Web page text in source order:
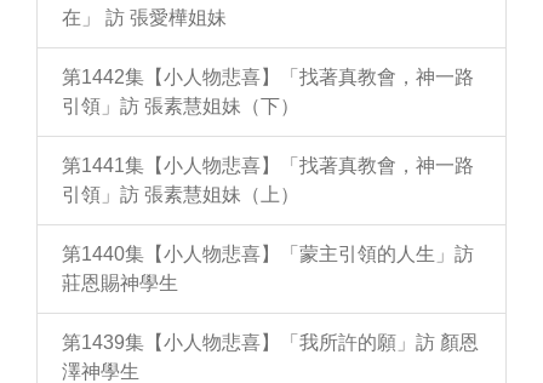
在」 訪 張愛樺姐妹
第1442集【小人物悲喜】「找著真教會，神一路
引領」訪 張素慧姐妹（下）
第1441集【小人物悲喜】「找著真教會，神一路
引領」訪 張素慧姐妹（上）
第1440集【小人物悲喜】「蒙主引領的人生」訪
莊恩賜神學生
第1439集【小人物悲喜】「我所許的願」訪 顏恩
澤神學生